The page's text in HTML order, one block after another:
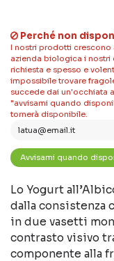
Perché non
I nostri prodotti crescono
azienda biologica i nostri
richiesta e spesso e
impossibile trovare
succede dai un'occhiata
"avvisami quando
tornerà disponibile.
Lo Yogurt
dalla consistenza
in due vasetti
contrasto visivo
componente alla